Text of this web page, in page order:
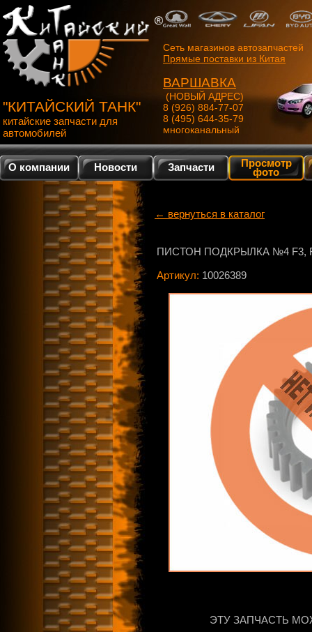
"КИТАЙСКИЙ ТАНК"
китайские запчасти для
автомобилей
Сеть магазинов автозапчастей
Прямые поставки из Китая
ВАРШАВКА
(НОВЫЙ АДРЕС)
8 (926) 884-77-07
8 (495) 644-35-79
многоканальный
О компании Новости Запчасти Просмотр
фото
← вернуться в каталог
ПИСТОН ПОДКРЫЛКА №4 F3,
Артикул: 10026389
ЭТУ ЗАПЧАСТЬ